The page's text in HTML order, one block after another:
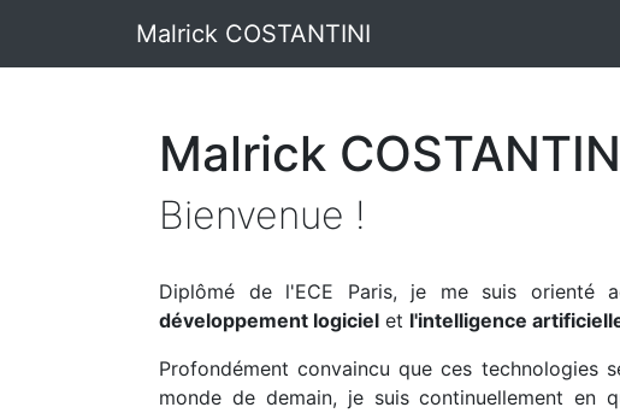
Malrick COSTANTINI
Malrick
Bienvenue !
Diplômé de l'ECE Paris, je me suis orienté
développement logiciel et l'intelligence
Profondément convaincu que ces technologies
monde de demain, je suis continuellement en